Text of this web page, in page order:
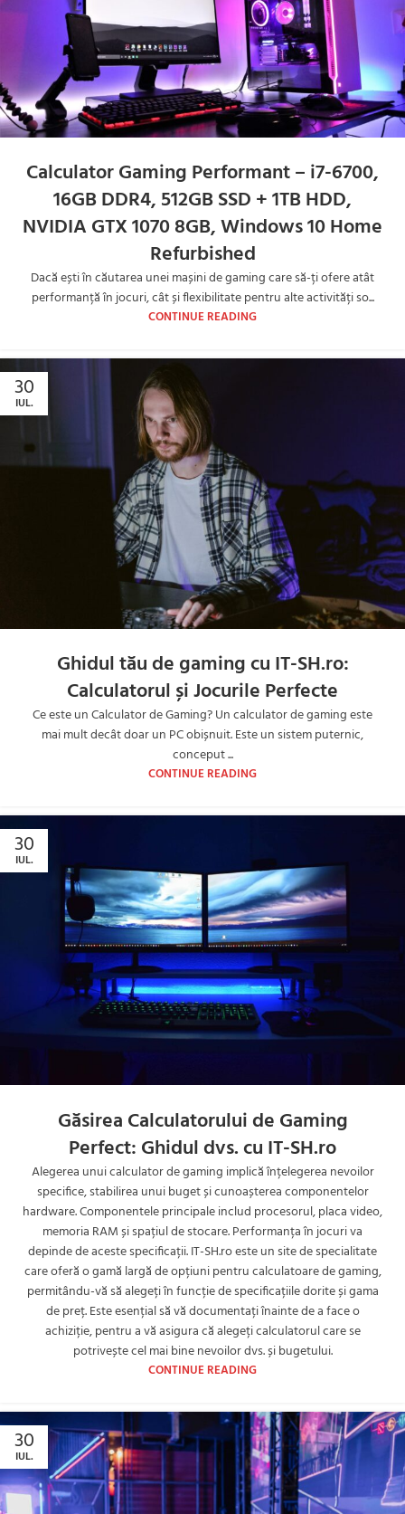
Calculator Gaming Performant – i7-6700,
16GB DDR4, 512GB SSD + 1TB HDD,
NVIDIA GTX 1070 8GB, Windows 10 Home
Refurbished
Dacă ești în căutarea unei mașini de gaming care să-ți ofere atât
performanță în jocuri, cât și flexibilitate pentru alte activități so...
CONTINUE READING
30
IUL.
Ghidul tău de gaming cu IT-SH.ro:
Calculatorul și Jocurile Perfecte
Ce este un Calculator de Gaming? Un calculator de gaming este
mai mult decât doar un PC obișnuit. Este un sistem puternic,
conceput ...
CONTINUE READING
30
IUL.
Găsirea Calculatorului de Gaming
Perfect: Ghidul dvs. cu IT-SH.ro
Alegerea unui calculator de gaming implică înțelegerea nevoilor
specifice, stabilirea unui buget și cunoașterea componentelor
hardware. Componentele principale includ procesorul, placa video,
memoria RAM și spațiul de stocare. Performanța în jocuri va
depinde de aceste specificații. IT-SH.ro este un site de specialitate
care oferă o gamă largă de opțiuni pentru calculatoare de gaming,
permitându-vă să alegeți în funcție de specificațiile dorite și gama
de preț. Este esențial să vă documentați înainte de a face o
achiziție, pentru a vă asigura că alegeți calculatorul care se
potrivește cel mai bine nevoilor dvs. și bugetului.
CONTINUE READING
30
IUL.